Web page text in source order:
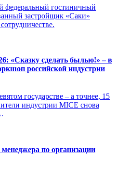
федеральный гостиничный
застройщик «Саки»
«Сказку сделать былью!» – в
российской индустрии
государстве – а точнее, 15
индустрии MICE снова
по организации